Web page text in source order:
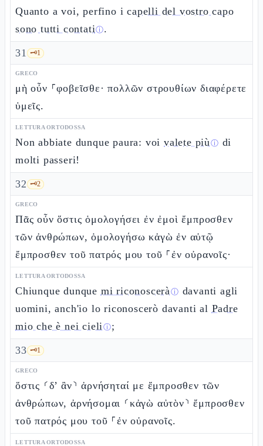
Quanto a voi, perfino icapelli del vostro capo
sono tutti contatiⓘ.
31 🗝️1
GRECO
μὴ οὖν ⸀φοβεῖσθε· πολλῶν στρουθίων διαφέρετε
ὑμεῖς.
LETTURA ORTODOSSA
Non abbiate dunque paura: voivalete piùⓘ di
molti passeri!
32 🗝️2
GRECO
Πᾶς οὖν ὅστις ὁμολογήσει ἐν ἐμοὶ ἔμπροσθεν
τῶν ἀνθρώπων, ὁμολογήσω κἀγὼ ἐν αὐτῷ
ἔμπροσθεν τοῦ πατρός μου τοῦ ⸀ἐν οὐρανοῖς·
LETTURA ORTODOSSA
Chiunque dunque mi riconosceràⓘ davanti agli
uomini, anch'io lo riconoscerò davanti al Padre
mio che è nei cieliⓘ;
33 🗝️1
GRECO
ὅστις ⸂δ’ ἂν⸃ ἀρνήσηταί με ἔμπροσθεν τῶν
ἀνθρώπων, ἀρνήσομαι ⸂κἀγὼ αὐτὸν⸃ ἔμπροσθεν
τοῦ πατρός μου τοῦ ⸀ἐν οὐρανοῖς.
LETTURA ORTODOSSA